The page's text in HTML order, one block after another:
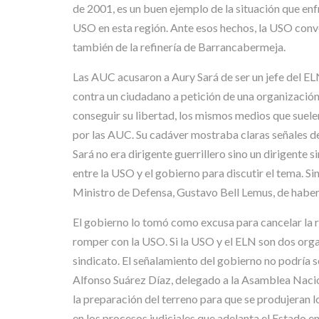
de 2001, es un buen ejemplo de la situación que
USO en esta región. Ante esos hechos, la USO
también de la refinería de Barrancabermeja.
Las AUC acusaron a Aury Sará de ser un jefe del
contra un ciudadano a petición de una
conseguir su libertad, los mismos medios que
por las AUC. Su cadáver mostraba claras señales
Sará no era dirigente guerrillero sino un dirigente
entre la USO y el gobierno para discutir el tema.
Ministro de Defensa, Gustavo Bell Lemus, de
El gobierno lo tomó como excusa para cancelar la
romper con la USO. Si la USO y el ELN son dos
sindicato. El señalamiento del gobierno no podría
Alfonso Suárez Díaz, delegado a la Asamblea
la preparación del terreno para que se produjeran